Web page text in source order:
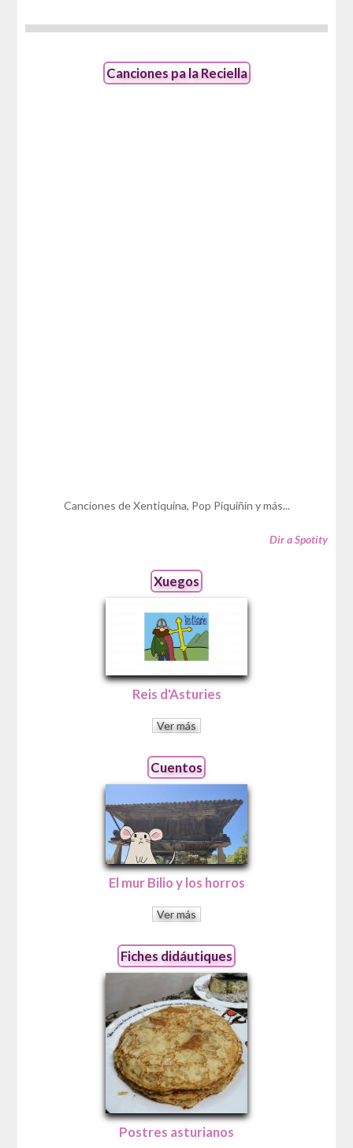
Canciones pa la Reciella
Canciones de Xentiquina, Pop Piquiñín y más...
Dir a Spotity
Xuegos
Reis d'Asturies
Ver más
Cuentos
El mur Bilio y los horros
Ver más
Fiches didáutiques
Postres asturianos